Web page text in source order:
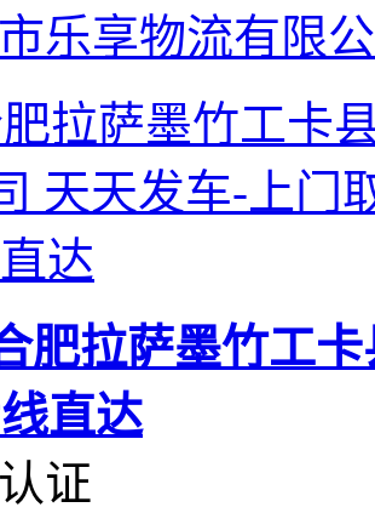
乐享物流有限
肥拉萨墨竹工
直达
证